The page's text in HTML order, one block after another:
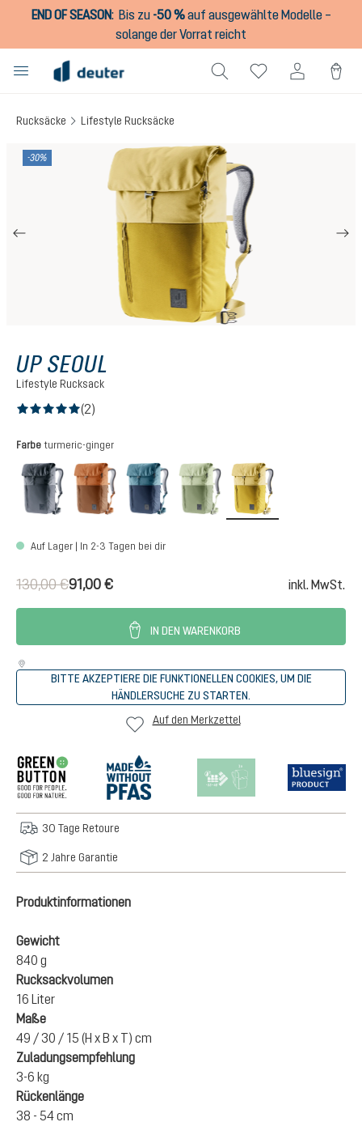
springen
END OF SEASON: Bis zu -50 %auf ausgewählte Modelle –
solange der Vorrat reicht
Rucksäcke Lifestyle Rucksäcke
-30%
Bildergalerie überspringen
UP SEOUL
Lifestyle Rucksack
(2)
Farbeauswählen
turmeric-ginger
black mocha-pecanink-atlanticgrove-mineralturmeric-ginger
Auf Lager | In 2-3 Tagen bei dir
91,00 €
130,00 € inkl. MwSt.
IN DEN WARENKORB
BITTE AKZEPTIERE DIE FUNKTIONELLEN COOKIES, UM DIE
HÄNDLERSUCHE ZU STARTEN.
Auf den Merkzettel
30 Tage Retoure
2 Jahre Garantie
Produktinformationen
Gewicht
840 g
Rucksackvolumen
16 Liter
Maße
49 / 30 / 15 (H x B x T) cm
Zuladungsempfehlung
3-6 kg
Rückenlänge
38 - 54 cm